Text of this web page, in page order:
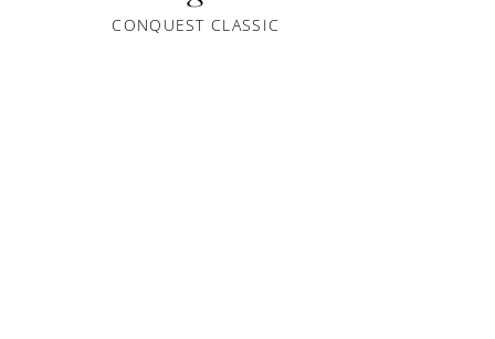
CONQUEST CLASSIC